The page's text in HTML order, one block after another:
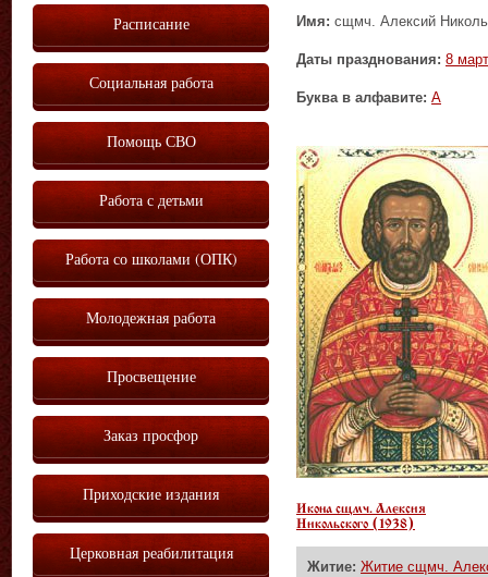
Имя: сщмч. Алексий
Даты празднования: 8
Буква в алфавите: А
Икона сщмч. Алексия
Никольского (1938)
Житие: Житие сщмч.
Расписание
Социальная работа
Помощь СВО
Работа с детьми
Работа со школами (ОПК)
Молодежная работа
Просвещение
Заказ просфор
Приходские издания
Церковная реабилитация